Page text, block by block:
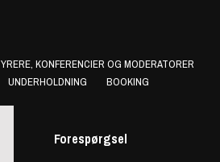
KONFERENCIER OG MODERATORER
UNDERHOLDNING BOOKING
Forespørgsel